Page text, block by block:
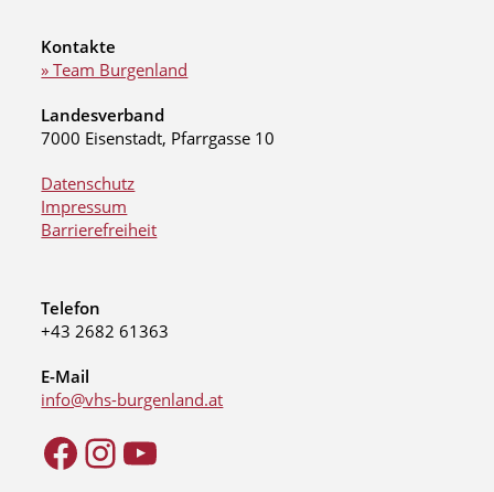
Kontakte
» Team Burgenland
Landesverband
7000 Eisenstadt, Pfarrgasse 10
Datenschutz
Impressum
Barrierefreiheit
Telefon
+43 2682 61363
E-Mail
info@vhs-burgenland.at
FacebookInstagram
YouTube